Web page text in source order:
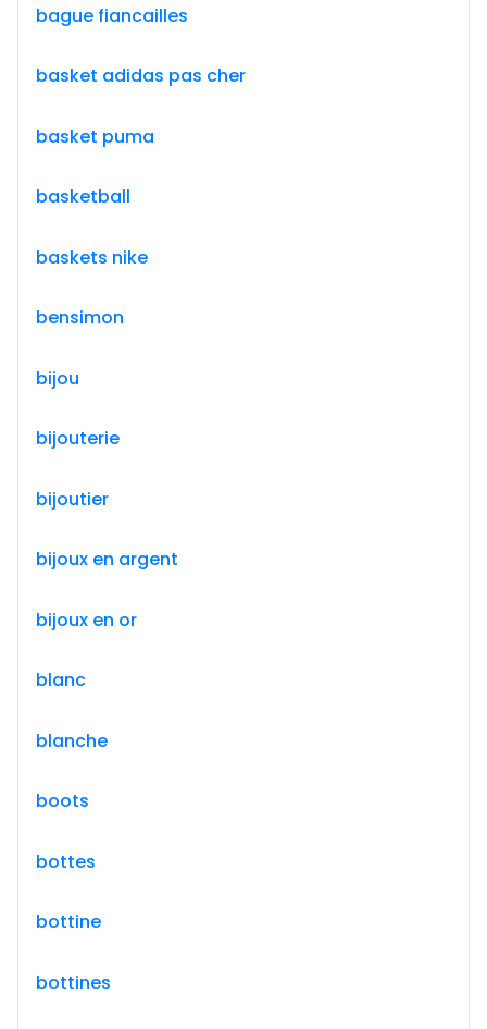
bague fiancailles
basket adidas pas cher
basket puma
basketball
baskets nike
bensimon
bijou
bijouterie
bijoutier
bijoux en argent
bijoux en or
blanc
blanche
boots
bottes
bottine
bottines